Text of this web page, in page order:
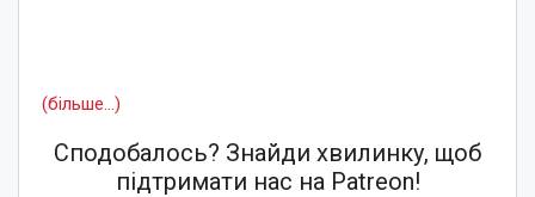
(більше…)
Сподобалось? Знайди хвилинку, щоб
підтримати нас на Patreon!